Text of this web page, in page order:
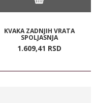
KVAKA ZADNJIH VRATA
SPOLJASNJA
1.609,41 RSD